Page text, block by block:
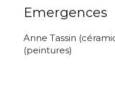
Emergences
Anne Tassin
(peintures)